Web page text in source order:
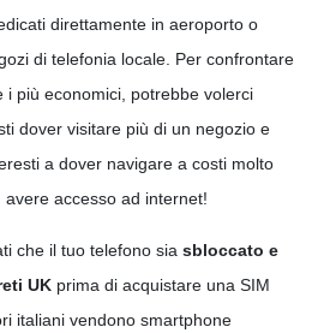
direttamente in aeroporto o
di telefonia locale. Per confrontare
i più economici, potrebbe volerci
dover visitare più di un negozio e
a dover navigare a costi molto
accesso ad internet!
che il tuo telefono sia sbloccato e
UK prima di acquistare una SIM
italiani vendono smartphone